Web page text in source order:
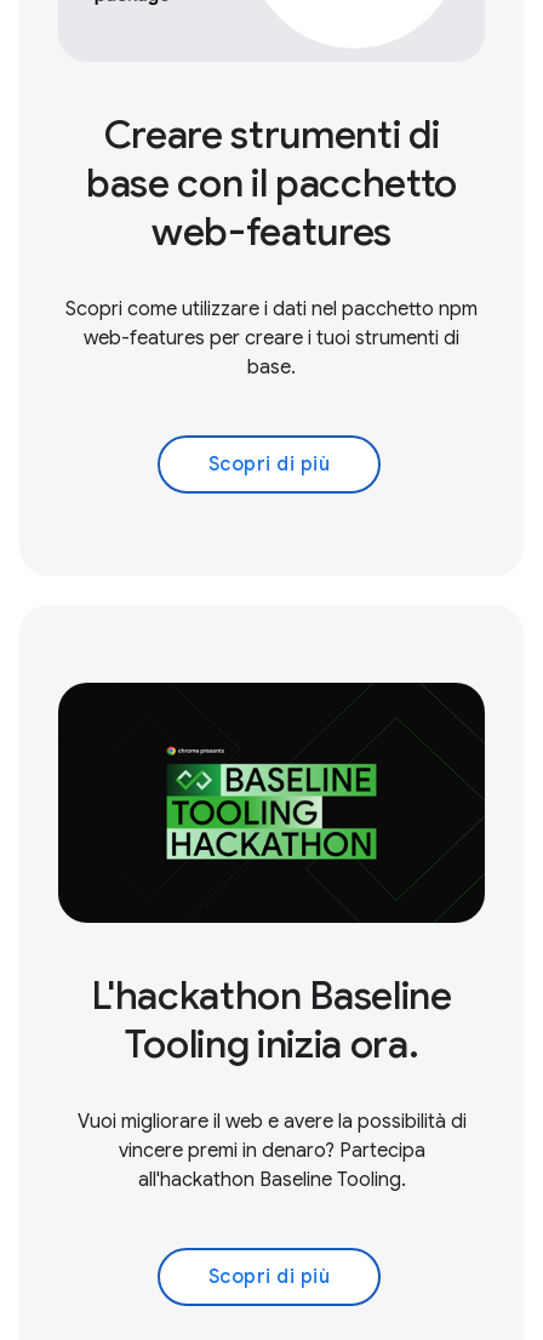
Creare strumenti di
base con il pacchetto
web-features
Scopri come utilizzare i dati nel pacchetto npm
web-features per creare i tuoi strumenti di
base.
Scopri di più
L'hackathon Baseline
Tooling inizia ora.
Vuoi migliorare il web e avere la possibilità di
vincere premi in denaro? Partecipa
all'hackathon Baseline Tooling.
Scopri di più